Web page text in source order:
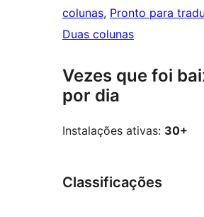
colunas, Pronto para
Duas colunas
Vezes que foi
por dia
Instalações ativas: 30+
Classificações